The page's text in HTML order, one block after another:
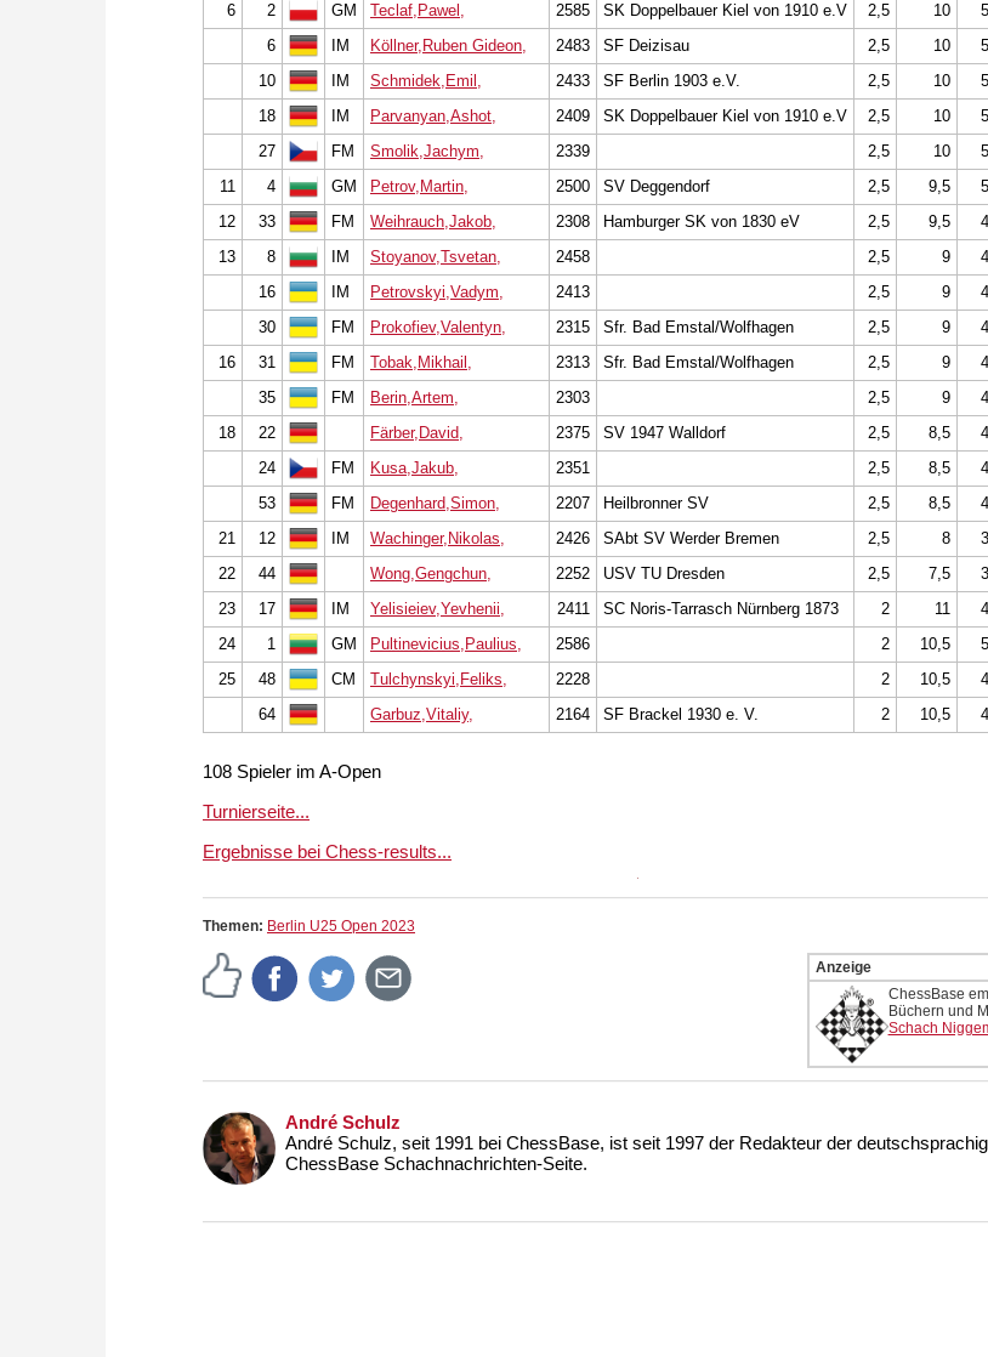
6
2 GM Teclaf,Pawel, 2585 SK Doppelbauer Kiel von 1910 e.V 2,5 10
6
IM Köllner,Ruben Gideon, 2483 SF Deizisau 2,5 10
10
IM Schmidek,Emil, 2433 SF Berlin 1903 e.V. 2,5 10
18
IM Parvanyan,Ashot, 2409 SK Doppelbauer Kiel von 1910 e.V 2,5 10
27
FM Smolik,Jachym, 2339 2,5 10
11
4 GM Petrov,Martin, 2500 SV Deggendorf 2,5 9,5
12
33 FM Weihrauch,Jakob, 2308 Hamburger SK von 1830 eV 2,5 9,5
13
8 IM Stoyanov,Tsvetan, 2458 2,5 9
16
IM Petrovskyi,Vadym, 2413 2,5 9
30
FM Prokofiev,Valentyn, 2315 Sfr. Bad Emstal/Wolfhagen 2,5 9
16
31 FM Tobak,Mikhail, 2313 Sfr. Bad Emstal/Wolfhagen 2,5 9
35
FM Berin,Artem, 2303 2,5 9
18
22 Färber,David, 2375 SV 1947 Walldorf 2,5 8,5
24
FM Kusa,Jakub, 2351 2,5 8,5
53
FM Degenhard,Simon, 2207 Heilbronner SV 2,5 8,5
21
12 IM Wachinger,Nikolas, 2426 SAbt SV Werder Bremen 2,5 8
22
44 Wong,Gengchun, 2252 USV TU Dresden 2,5 7,5
23
17 IM Yelisieiev,Yevhenii, 2411 SC Noris-Tarrasch Nürnberg 1873 2 11
24
1 GM Pultinevicius,Paulius, 2586 2 10,5
25
48 CM Tulchynskyi,Feliks, 2228 2 10,5
64
Garbuz,Vitaliy, 2164 SF Brackel 1930 e. V. 2 10,5
108 Spieler im A-Open
Turnierseite...
Ergebnisse bei Chess-results...
Themen: Berlin U25 Open 2023
Anzeige
ChessBase
Büchern und
Schach
André Schulz
André Schulz, seit 1991 bei ChessBase, ist seit 1997 der Redakteur der
ChessBase Schachnachrichten-Seite.